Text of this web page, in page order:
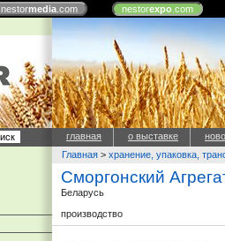
nestormedia.com nestorexpo.com
главная о выставке
Главная > хранение, упаковка,
Сморгонский
Беларусь
производство